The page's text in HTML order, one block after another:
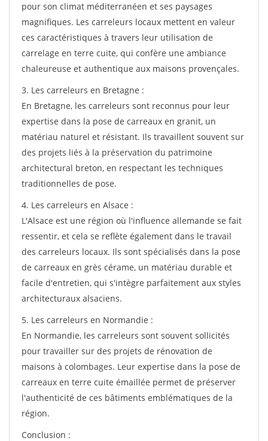
pour son climat méditerranéen et ses paysages
magnifiques. Les carreleurs locaux mettent en valeur
ces caractéristiques à travers leur utilisation de
carrelage en terre cuite, qui confère une ambiance
chaleureuse et authentique aux maisons provençales.
3. Les carreleurs en Bretagne :
En Bretagne, les carreleurs sont reconnus pour leur
expertise dans la pose de carreaux en granit, un
matériau naturel et résistant. Ils travaillent souvent sur
des projets liés à la préservation du patrimoine
architectural breton, en respectant les techniques
traditionnelles de pose.
4. Les carreleurs en Alsace :
L'Alsace est une région où l'influence allemande se fait
ressentir, et cela se reflète également dans le travail
des carreleurs locaux. Ils sont spécialisés dans la pose
de carreaux en grès cérame, un matériau durable et
facile d'entretien, qui s'intègre parfaitement aux styles
architecturaux alsaciens.
5. Les carreleurs en Normandie :
En Normandie, les carreleurs sont souvent sollicités
pour travailler sur des projets de rénovation de
maisons à colombages. Leur expertise dans la pose de
carreaux en terre cuite émaillée permet de préserver
l'authenticité de ces bâtiments emblématiques de la
région.
Conclusion :